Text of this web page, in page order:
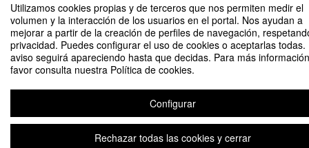
Utilizamos cookies propias y de terceros que nos permiten medir el
volumen y la interacción de los usuarios en el portal. Nos ayudan a
mejorar a partir de la creación de perfiles de navegación,
privacidad. Puedes configurar el uso de cookies o aceptarlas todas.
aviso seguirá apareciendo hasta que decidas. Para más
favor consulta nuestra Política de cookies.
Configurar
Rechazar todas las cookies y cerrar